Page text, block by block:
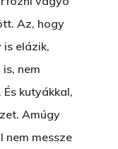
Az, hogy
elázik,
nem
kutyákkal,
Amúgy
messze